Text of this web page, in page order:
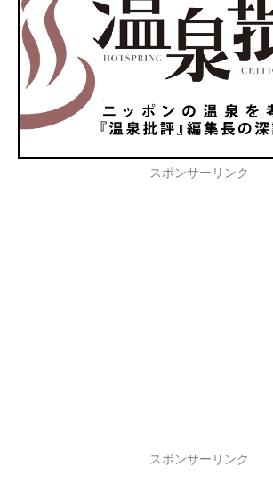
スポンサーリンク
スポンサーリンク